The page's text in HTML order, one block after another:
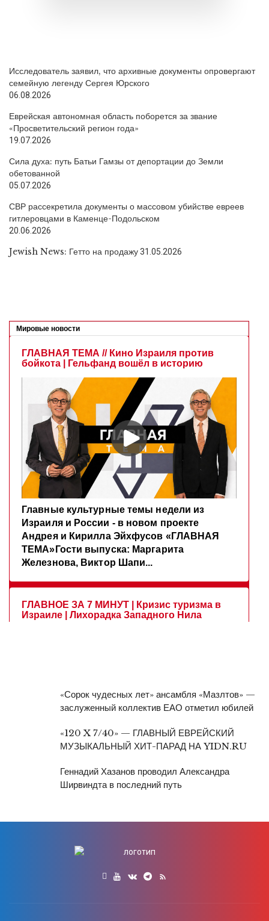
Исследователь заявил, что архивные документы опровергают
семейную легенду Сергея Юрского
06.08.2026
Еврейская автономная область поборется за звание
«Просветительский регион года»
19.07.2026
Сила духа: путь Батьи Гамзы от депортации до Земли
обетованной
05.07.2026
СВР рассекретила документы о массовом убийстве евреев
гитлеровцами в Каменце-Подольском
20.06.2026
Jewish News: Гетто на продажу31.05.2026
«Сорок чудесных лет» ансамбля «Мазлтов» —
заслуженный коллектив ЕАО отметил юбилей
«120 X 7/40» — ГЛАВНЫЙ ЕВРЕЙСКИЙ
МУЗЫКАЛЬНЫЙ ХИТ-ПАРАД НА YIDN.RU
Геннадий Хазанов проводил Александра
Ширвиндта в последний путь